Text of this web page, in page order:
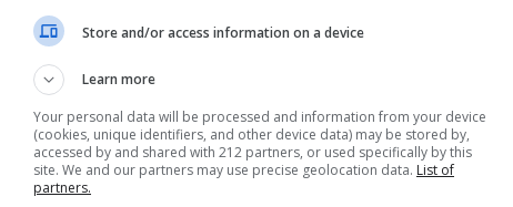
Μπισμπίκη ξεκινάει προπώληση για νέες ημερομηνίες.
31.12.2025
Store and/or access information on a device
Learn more
Your personal data will be processed and information from your device
(cookies, unique identifiers, and other device data) may be stored by,
accessed by and shared with 212 partners, or used specifically by this
site. We and our partners may use precise geolocation data. List of
partners.